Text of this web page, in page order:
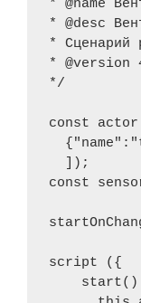
* @name
* @desc
* Сценарий
* @version
*/
const
  ]);
const
script ({
start()